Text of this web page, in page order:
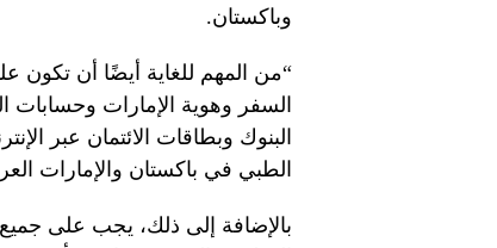
وباكستان.
السفر وهوية الإمارات وحسابات
البنوك وبطاقات الائتمان عبر
الطبي في باكستان والإمارات
بالإضافة إلى ذلك، يجب على